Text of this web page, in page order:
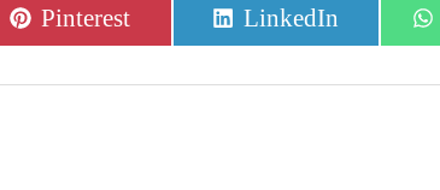
Compartir
en
Pinterest
Compartir
en
LinkedIn